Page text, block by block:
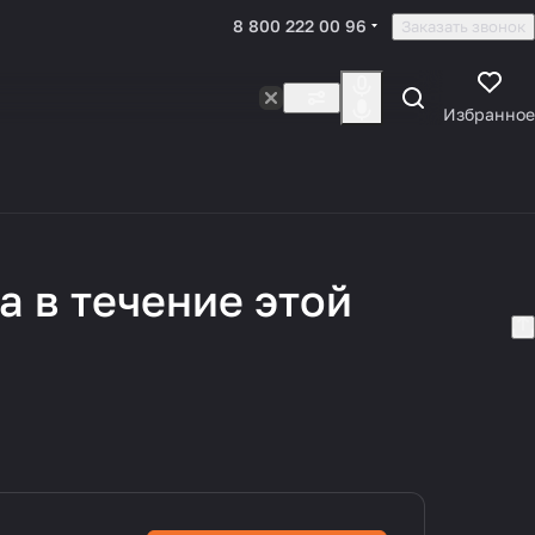
8 800 222 00 96 Заказать звонок
Избранное
в течение этой